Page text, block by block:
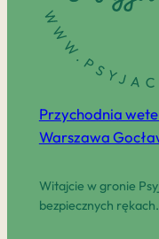
Przychodnia
Warszawa
Witajcie w gronie
bezpiecznych rękach.